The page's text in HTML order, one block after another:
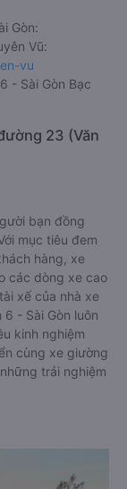
Gòn:
Vũ:
vu
- Sài Gòn Bạc
23 (Văn
bạn đồng
mục tiêu đem
hàng, xe
các dòng xe cao
xế của nhà xe
- Sài Gòn luôn
kinh nghiệm
cùng xe giường
trải nghiệm